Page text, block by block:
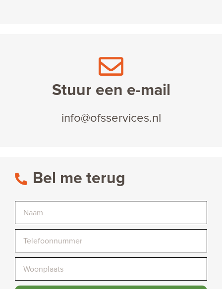
Stuur een e-mail
info@ofsservices.nl
Bel me terug